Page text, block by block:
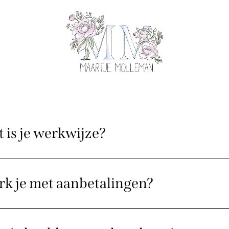
is je werkwijze?
je met aanbetalingen?